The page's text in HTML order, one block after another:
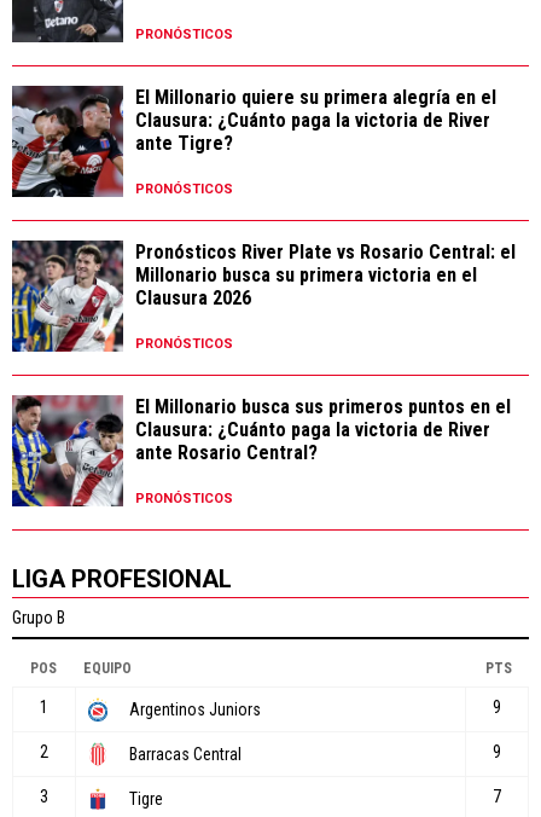
PRONÓSTICOS
El Millonario quiere su primera alegría en el
Clausura: ¿Cuánto paga la victoria de River
ante Tigre?
PRONÓSTICOS
Pronósticos River Plate vs Rosario Central: el
Millonario busca su primera victoria en el
Clausura 2026
PRONÓSTICOS
El Millonario busca sus primeros puntos en el
Clausura: ¿Cuánto paga la victoria de River
ante Rosario Central?
PRONÓSTICOS
LIGA PROFESIONAL